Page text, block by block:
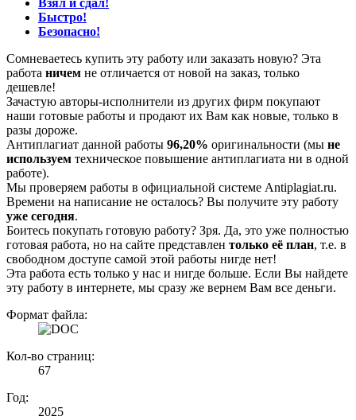
Взял и сдал!
Быстро!
Безопасно!
Сомневаетесь купить эту работу или заказать новую? Эта
работа ничем не отличается от новой на заказ, только
дешевле!
Зачастую авторы-исполнители из других фирм покупают
наши готовые работы и продают их Вам как новые, только в
разы дороже.
Антиплагиат данной работы 96,20% оригинальности (мы не
используем техническое повышение антиплагиата ни в одной
работе).
Мы проверяем работы в официальной системе Аntiplagiat.ru.
Времени на написание не осталось? Вы получите эту работу
уже сегодня.
Боитесь покупать готовую работу? Зря. Да, это уже полностью
готовая работа, но на сайте представлен только её план, т.е. в
свободном доступе самой этой работы нигде нет!
Эта работа есть только у нас и нигде больше. Если Вы найдете
эту работу в интернете, мы сразу же вернем Вам все деньги.
Формат файла:
Кол-во страниц:
67
Год:
2025